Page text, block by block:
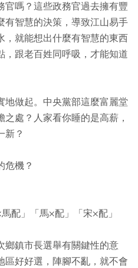
官嗎？這些政務官過去擁有豐
有智慧的決策，導致江山易手
，就能想出什麼有智慧的東西
，跟老百姓同呼吸，才能知道
地做起。中央黨部這麼富麗堂
處？人家看你睡的是高薪，
新？
危機？
配」「馬×配」「宋×配」
鄉鎮市長選舉有關鍵性的意
區好好選，陣腳不亂，就不會